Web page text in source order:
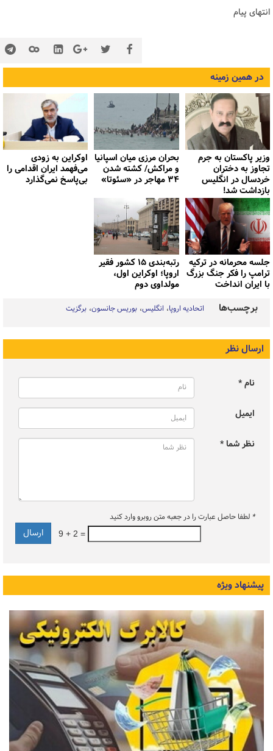
انتهای پیام
در همین زمینه
وزیر پاکستان به جرم
تجاوز به دختران
خردسال در انگلیس
بازداشت شد!
بحران مرزی میان اسپانیا
و مراکش/ کشته شدن
۳۴ مهاجر در «سئوتا»
اوکراین به زودی
می‌فهمد ایران اقدامی را
بی‌پاسخ نمی‌گذارد
جلسه محرمانه در ترکیه
ترامپ را فکر جنگ بزرگ
با ایران انداخت
رتبه‌بندی ۱۵ کشور فقیر
اروپا؛ اوکراین اول،
مولداوی دوم
برچسب‌ها اتحادیه اروپا انگلیس بوریس جانسون برگزیت
ارسال نظر
نام *
ایمیل
نظر شما *
* لطفا حاصل عبارت را در جعبه متن روبرو وارد کنید
9 + 2 =
پیشنهاد ویژه